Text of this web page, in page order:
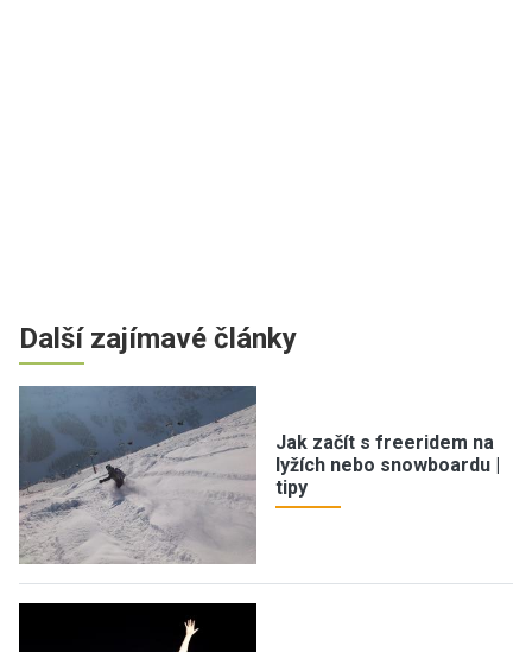
Další zajímavé články
Jak začít s freeridem na
lyžích nebo snowboardu |
tipy